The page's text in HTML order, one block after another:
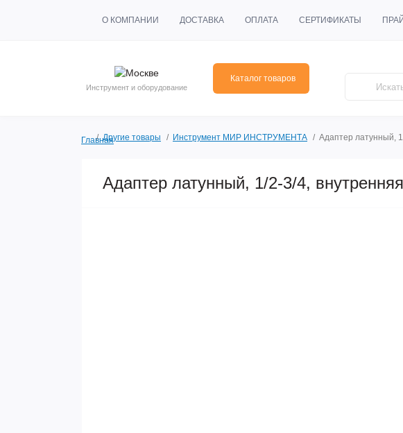
О КОМПАНИИ ДОСТАВКА ОПЛАТА СЕРТИФИКАТЫ
Инструмент и оборудование
Каталог товаров
ГлавнаяДругие товары Инструмент МИР ИНСТРУМЕНТА Адаптер латунный,
Адаптер латунный, 1/2-3/4,